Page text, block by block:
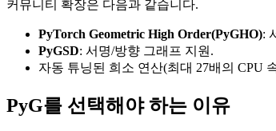
커뮤니티 확장은 다음과 같습니다.
PyTorch Geometric High Order(PyGHO):
PyGSD: 서명/방향 그래프 지원.
자동 튜닝된 희소 연산(최대 27배의 CPU
PyG를 선택해야 하는 이유